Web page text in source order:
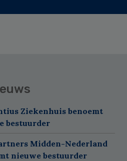
Ziekenhuis benoemt
bestuurder
Midden-Nederland
nieuwe bestuurder